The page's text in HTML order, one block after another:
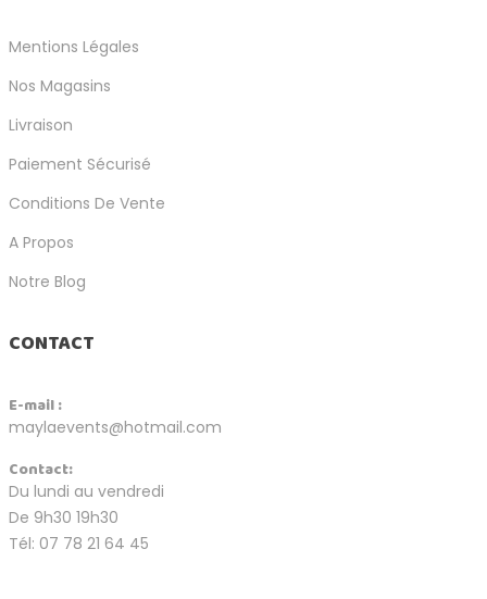
Mentions Légales
Nos Magasins
Livraison
Paiement Sécurisé
Conditions De Vente
A Propos
Notre Blog
CONTACT
E-mail :
maylaevents@hotmail.com
Contact:
Du lundi au vendredi
De 9h30 19h30
Tél: 07 78 21 64 45